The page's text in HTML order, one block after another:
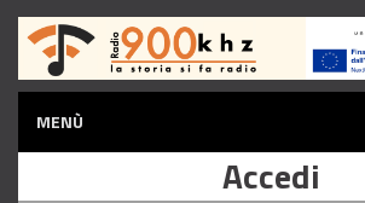
MENÙ
Accedi